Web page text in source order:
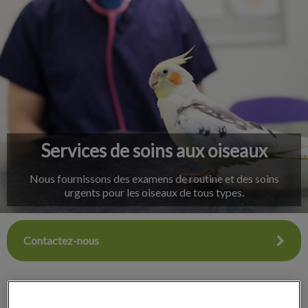
IvcPractices.HeaderNav.Search.Label
Services de soins aux oiseaux
Nous fournissons des examens de routine et des soins
urgents pour les oiseaux de tous types.
Contactez-nous